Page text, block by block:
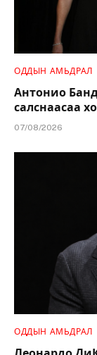
ОДДЫН АМЬДРАЛ
Антонио
салснаасаа
07/08/2026
ОДДЫН АМЬДРАЛ